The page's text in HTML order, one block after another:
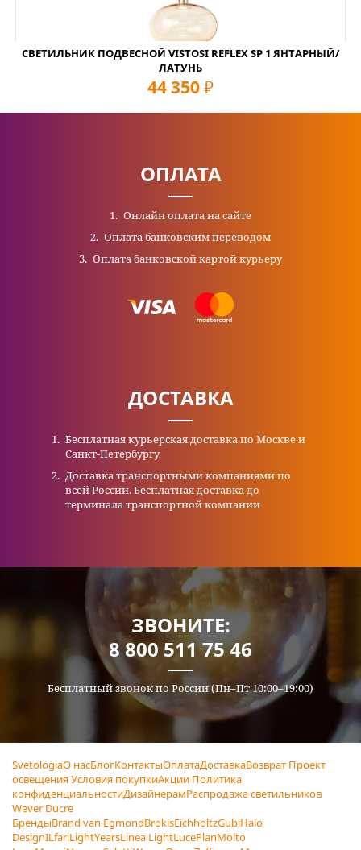
СВЕТИЛЬНИК ПОДВЕСНОЙ VISTOSI REFLEX SP 1 ЯНТАРНЫЙ/
ЛАТУНЬ
44 350 руб
ОПЛАТА
Онлайн оплата на сайте
Оплата банковским переводом
Оплата банковской картой курьеру
ДОСТАВКА
Бесплатная курьерская доставка по Москве и
Санкт-Петербургу
Доставка транспортными компаниями по
всей России. Бесплатная доставка до
терминала транспортной компании
ЗВОНИТЕ:
8 800 511 75 46
Бесплатный звонок по России (Пн–Пт 10:00–19:00)
SvetologiaО насБлогКонтактыОплатаДоставкаВозврат Проект
освещенияУсловия покупкиАкции Политика
конфиденциальностиДизайнерамРаспродажа светильников
Wever Ducre
БрендыBrand van EgmondBrokisEichholtzGubiHalo
DesignILfariLightYearsLinea LightLucePlanMolto